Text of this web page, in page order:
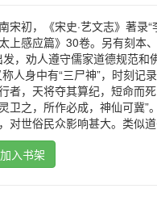
宋初，《宋史·艺文志》著录
上感应篇》30卷。另有刻本
发，劝人遵守儒家道德规范
人身中有“三尸神”，时刻记
者，天将夺其算纪，短命而
卫之，所作必成，神仙可冀
对世俗民众影响甚大。类似
加入书架